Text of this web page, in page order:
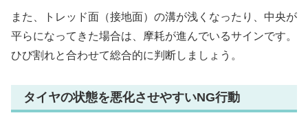
また、トレッド面（接地面）の溝が浅くなったり、中央が
平らになってきた場合は、摩耗が進んでいるサインです。
ひび割れと合わせて総合的に判断しましょう。
タイヤの状態を悪化させやすいNG行動